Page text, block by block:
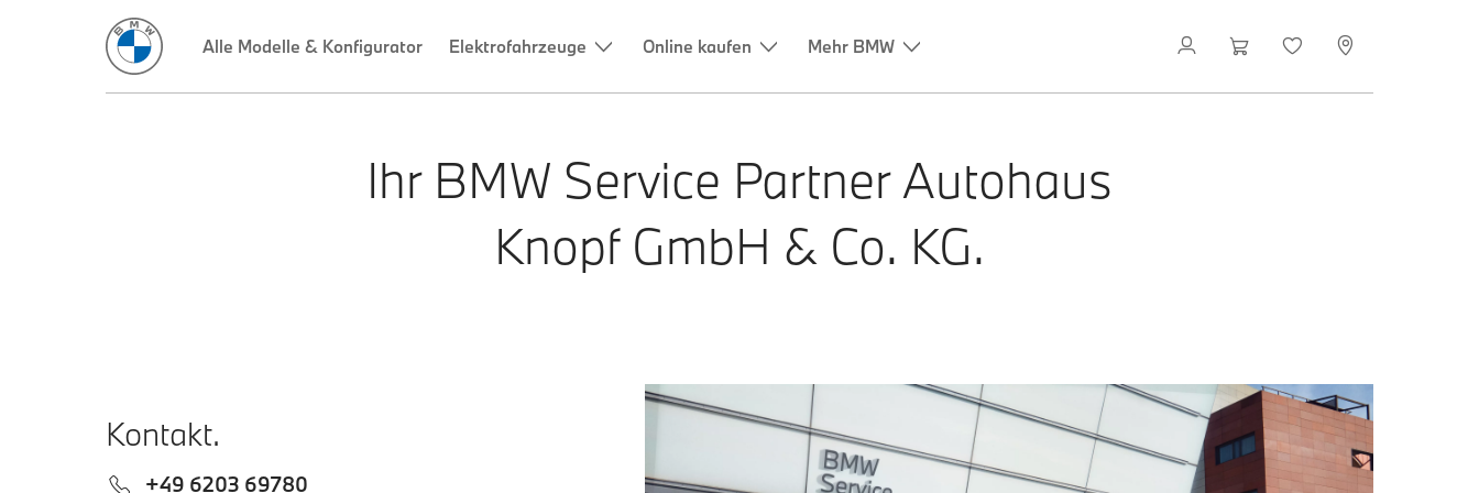
Alle Modelle & Konfigurator Elektrofahrzeuge Online kaufen Mehr BMW
Ihr BMW Service PartnerAutohaus
Knopf GmbH & Co. KG.
Kontakt.
+49 6203 69780